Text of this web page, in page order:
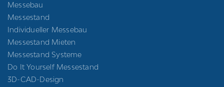
Messebau
Messestand
Individueller Messebau
Messestand Mieten
Messestand Systeme
Do It Yourself Messestand
3D-CAD-Design